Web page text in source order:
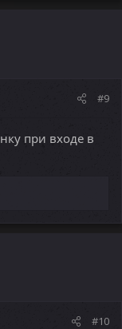
#9
при входе в
#10